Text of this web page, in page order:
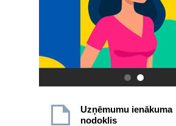
.
Uzņēmumu ienākuma
nodoklis